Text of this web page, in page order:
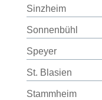
Sinzheim
Sonnenbühl
Speyer
St. Blasien
Stammheim